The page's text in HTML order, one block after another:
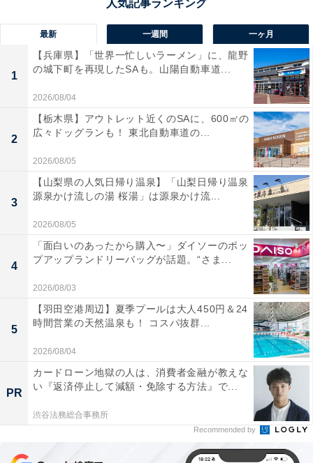
最新 一週間 一ヶ月
1
【兵庫県】「世界一忙しいラーメン」に、龍野
の城下町を再現したSAも。山陽自動車道...
2026/08/04
2
【栃木県】アウトレット近くのSAに、600㎡の
広々ドッグランも！ 東北自動車道の...
2026/08/05
3
【山梨県の人気日帰り温泉】「山梨日帰り温泉
源泉かけ流しの湯 桜湯」は源泉かけ流...
2026/08/05
4
「面白いのあったから購入〜」ダイソーのポッ
プアップランドリーバッグが話題。“さま...
2026/08/03
5
【羽田空港周辺】夏季プールは大人450円＆24
時間営業の天然温泉も！ コスパ抜群...
2026/08/04
PR
カードローン地獄の人は、消費者金融が教えな
い『返済停止して減額・免除する方法』で...
渋谷法務総合事務所
Recommended by